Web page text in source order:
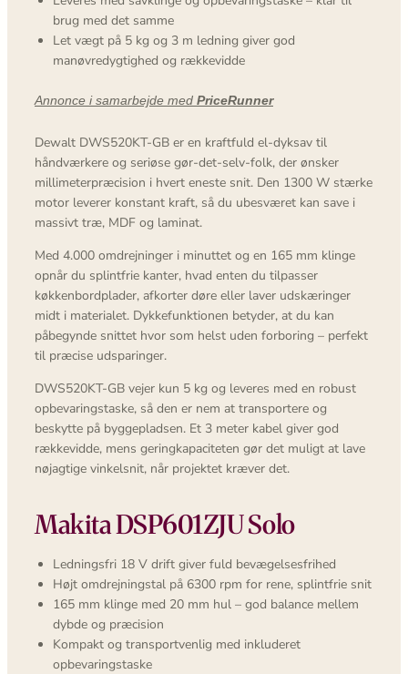
brug med det samme
Let vægt på 5 kg og 3 m ledning giver god
manøvredygtighed og rækkevidde
Annonce i samarbejde med PriceRunner
Dewalt DWS520KT-GB er en kraftfuld el-dyksav til
håndværkere og seriøse gør-det-selv-folk, der ønsker
millimeterpræcision i hvert eneste snit. Den 1300 W stærke
motor leverer konstant kraft, så du ubesværet kan save i
massivt træ, MDF og laminat.
Med 4.000 omdrejninger i minuttet og en 165 mm klinge
opnår du splintfrie kanter, hvad enten du tilpasser
køkkenbordplader, afkorter døre eller laver udskæringer
midt i materialet. Dykkefunktionen betyder, at du kan
påbegynde snittet hvor som helst uden forboring – perfekt
til præcise udsparinger.
DWS520KT-GB vejer kun 5 kg og leveres med en robust
opbevaringstaske, så den er nem at transportere og
beskytte på byggepladsen. Et 3 meter kabel giver god
rækkevidde, mens geringkapaciteten gør det muligt at lave
nøjagtige vinkelsnit, når projektet kræver det.
Makita DSP601ZJU Solo
Ledningsfri 18 V drift giver fuld bevægelsesfrihed
Højt omdrejningstal på 6300 rpm for rene, splintfrie snit
165 mm klinge med 20 mm hul – god balance mellem
dybde og præcision
Kompakt og transportvenlig med inkluderet
opbevaringstaske